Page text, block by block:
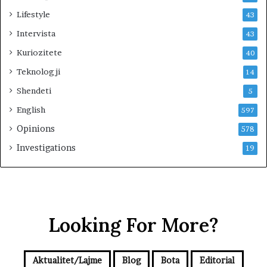
t
e
s
n
k
s
Lifestyle 43
Intervista 43
Kuriozitete 40
Teknologji 14
Shendeti 5
English 597
Opinions 578
Investigations 19
Looking For More?
Aktualitet/Lajme Blog Bota Editorial